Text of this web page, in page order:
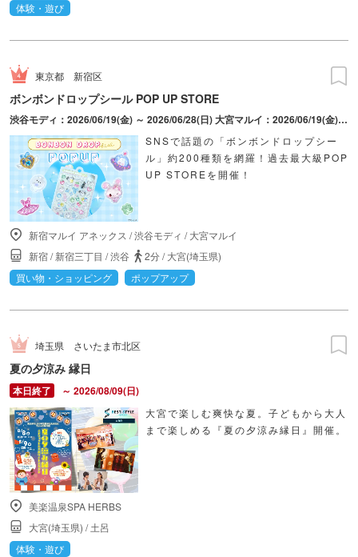
体験・遊び
東京都 新宿区
ボンボンドロップシール POP UP STORE
渋谷モディ：2026/06/19(金) ～ 2026/06/28(日) 大宮マルイ：2026/06/19(金) ～ 2026/06/28(日) 新宿マルイ アネックス：2026/08/28(金) ～ 2026/09/06(日)
SNSで話題の「ボンボンドロップシー
ル」約200種類を網羅！過去最大級POP
UP STOREを開催！
新宿マルイ アネックス /渋谷モディ /大宮マルイ
新宿/新宿三丁目 /渋谷 2分/大宮(埼玉県)
買い物・ショッピング
ポップアップ
埼玉県 さいたま市北区
夏の夕涼み 縁日
～ 2026/08/09(日)
大宮で楽しむ爽快な夏。子どもから大人
まで楽しめる『夏の夕涼み縁日』開催。
美楽温泉SPA HERBS
大宮(埼玉県) /土呂
体験・遊び